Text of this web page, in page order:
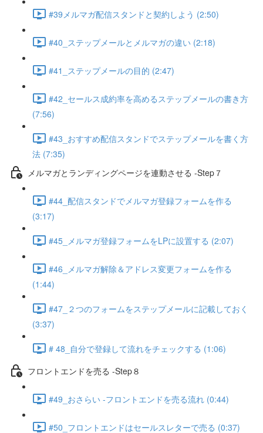
#39メルマガ配信スタンドと契約しよう (2:50)
#40_ステップメールとメルマガの違い (2:18)
#41_ステップメールの目的 (2:47)
#42_セールス成約率を高めるステップメールの書き方
(7:56)
#43_おすすめ配信スタンドでステップメールを書く方
法 (7:35)
メルマガとランディングページを連動させる -Step７
#44_配信スタンドでメルマガ登録フォームを作る
(3:17)
#45_メルマガ登録フォームをLPに設置する (2:07)
#46_メルマガ解除＆アドレス変更フォームを作る
(1:44)
#47_２つのフォームをステップメールに記載しておく
(3:37)
# 48_自分で登録して流れをチェックする (1:06)
フロントエンドを売る -Step８
#49_おさらい -フロントエンドを売る流れ (0:44)
#50_フロントエンドはセールスレターで売る (0:37)